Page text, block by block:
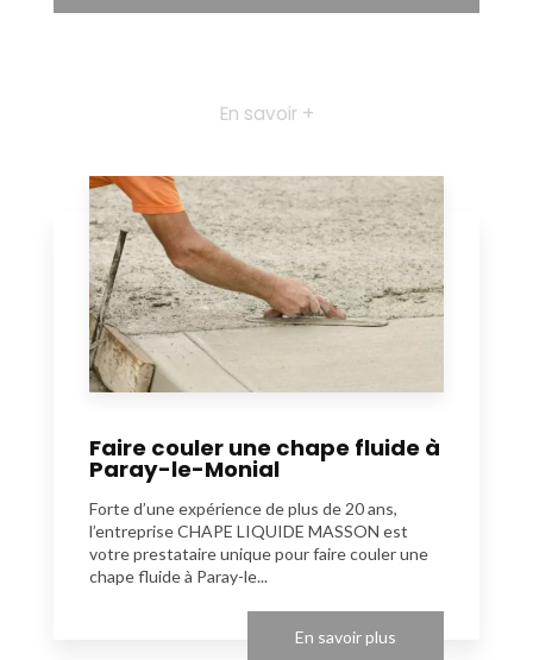
En savoir +
Faire couler une chape fluide à
Paray-le-Monial
Forte d’une expérience de plus de 20 ans,
l’entreprise CHAPE LIQUIDE MASSON est
votre prestataire unique pour faire couler une
chape fluide à Paray-le...
En savoir plus